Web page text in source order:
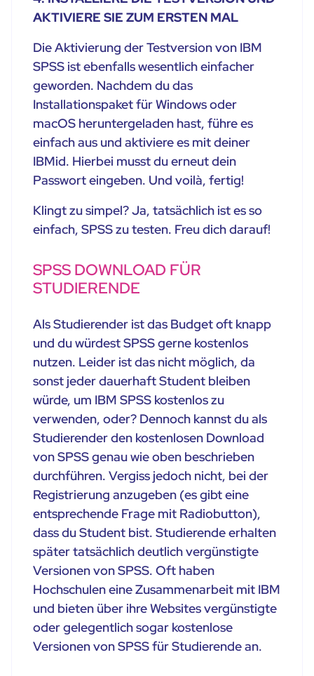
AKTIVIERE SIE ZUM ERSTEN MAL
Die Aktivierung der Testversion von IBM
SPSS ist ebenfalls wesentlich einfacher
geworden. Nachdem du das
Installationspaket für Windows oder
macOS heruntergeladen hast, führe es
einfach aus und aktiviere es mit deiner
IBMid. Hierbei musst du erneut dein
Passwort eingeben. Und voilà, fertig!
Klingt zu simpel? Ja, tatsächlich ist es so
einfach, SPSS zu testen. Freu dich darauf!
SPSS DOWNLOAD FÜR
STUDIERENDE
Als Studierender ist das Budget oft knapp
und du würdest SPSS gerne kostenlos
nutzen. Leider ist das nicht möglich, da
sonst jeder dauerhaft Student bleiben
würde, um IBM SPSS kostenlos zu
verwenden, oder? Dennoch kannst du als
Studierender den kostenlosen Download
von SPSS genau wie oben beschrieben
durchführen. Vergiss jedoch nicht, bei der
Registrierung anzugeben (es gibt eine
entsprechende Frage mit Radiobutton),
dass du Student bist. Studierende erhalten
später tatsächlich deutlich vergünstigte
Versionen von SPSS. Oft haben
Hochschulen eine Zusammenarbeit mit IBM
und bieten über ihre Websites vergünstigte
oder gelegentlich sogar kostenlose
Versionen von SPSS für Studierende an.